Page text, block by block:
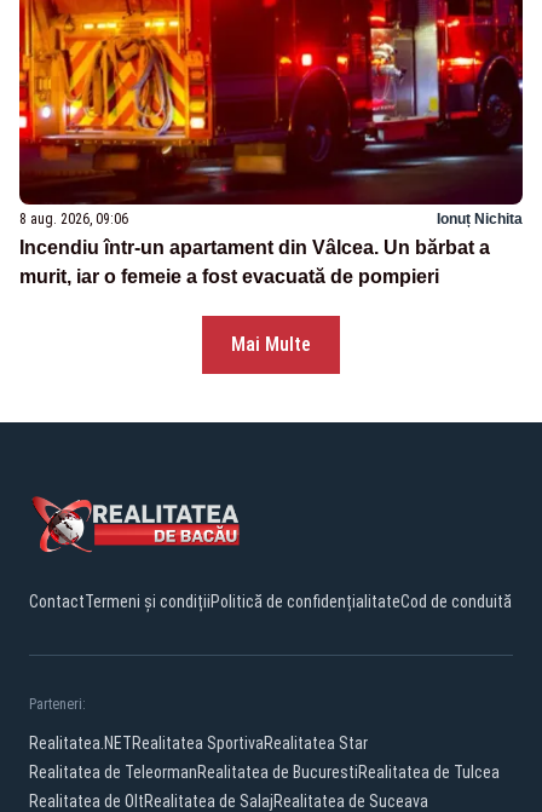
8 aug. 2026, 09:06 Ionuț Nichita
Incendiu într-un apartament din Vâlcea. Un bărbat a
murit, iar o femeie a fost evacuată de pompieri
Mai Multe
ContactTermeni și condițiiPolitică de confidențialitateCod de conduită
Parteneri:
Realitatea.NETRealitatea SportivaRealitatea Star
Realitatea de TeleormanRealitatea de BucurestiRealitatea de Tulcea
Realitatea de OltRealitatea de SalajRealitatea de Suceava